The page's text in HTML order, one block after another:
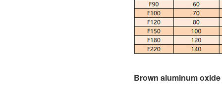
Brown aluminum